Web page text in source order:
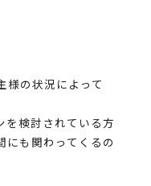
様の状況によって
を検討されている方
にも関わってくるの